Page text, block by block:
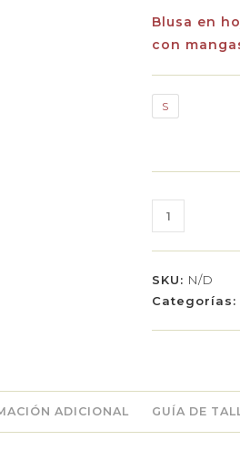
Blusa en
con
S
SKU: N/D
Categorías:
ADICIONAL GUÍA DE